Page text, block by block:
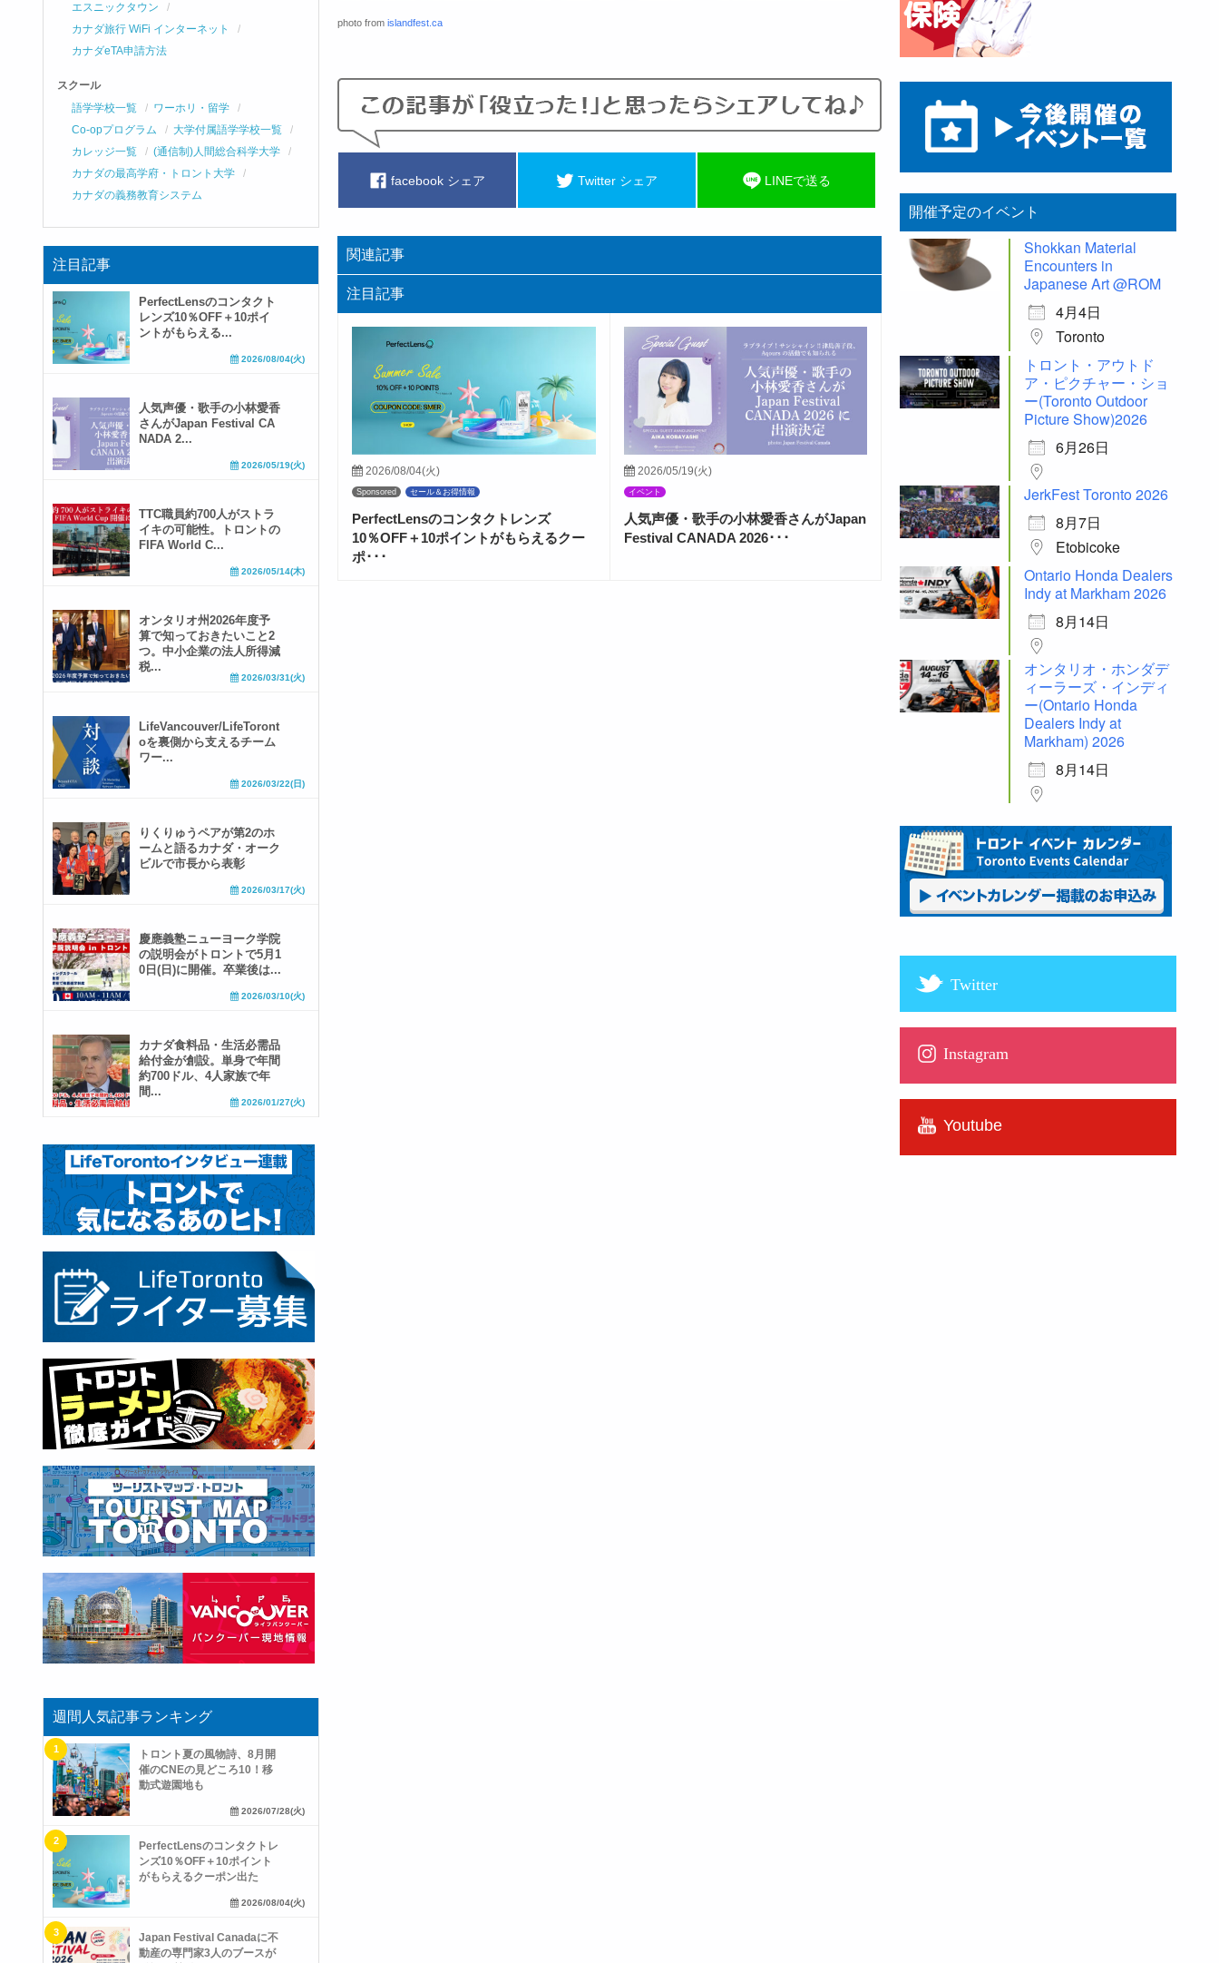
photo from islandfest.ca
facebook シェア Twitter シェア LINEで送る
関連記事
注目記事
2026/08/04(火)
Sponsored セール＆お得情報
PerfectLensのコンタクトレンズ
10％OFF＋10ポイントがもらえるクー
ポ･･･
2026/05/19(火)
イベント
人気声優・歌手の小林愛香さんがJapan
Festival CANADA 2026･･･
エスニックタウン
カナダ旅行 WiFi インターネット
カナダeTA申請方法
スクール
語学学校一覧
ワーホリ・留学
Co-opプログラム
大学付属語学学校一覧
カレッジ一覧
(通信制)人間総合科学大学
カナダの最高学府・トロント大学
カナダの義務教育システム
注目記事
PerfectLensのコンタクト
レンズ10％OFF＋10ポイ
ントがもらえる...
2026/08/04(火)
人気声優・歌手の小林愛香
さんがJapan Festival CA
NADA 2...
2026/05/19(火)
TTC職員約700人がストラ
イキの可能性。トロントの
FIFA World C...
2026/05/14(木)
オンタリオ州2026年度予
算で知っておきたいこと2
つ。中小企業の法人所得減
税...
2026/03/31(火)
LifeVancouver/LifeToront
oを裏側から支えるチーム
ワー...
2026/03/22(日)
りくりゅうペアが第2のホ
ームと語るカナダ・オーク
ビルで市長から表彰
2026/03/17(火)
慶應義塾ニューヨーク学院
の説明会がトロントで5月1
0日(日)に開催。卒業後は...
2026/03/10(火)
カナダ食料品・生活必需品
給付金が創設。単身で年間
約700ドル、4人家族で年
間...
2026/01/27(火)
週間人気記事ランキング
トロント夏の風物詩、8月開
催のCNEの見どころ10！移
動式遊園地も
2026/07/28(火)
PerfectLensのコンタクトレ
ンズ10％OFF＋10ポイント
がもらえるクーポン出た
2026/08/04(火)
Japan Festival Canadaに不
動産の専門家3人のブースが
開催予定のイベント
Shokkan Material
Encounters in
Japanese Art @ROM
4月4日
Toronto
トロント・アウトド
ア・ピクチャー・ショ
ー(Toronto Outdoor
Picture Show)2026
6月26日
JerkFest Toronto 2026
8月7日
Etobicoke
Ontario Honda Dealers
Indy at Markham 2026
8月14日
オンタリオ・ホンダデ
ィーラーズ・インディ
ー(Ontario Honda
Dealers Indy at
Markham) 2026
8月14日
Twitter
Instagram
Youtube